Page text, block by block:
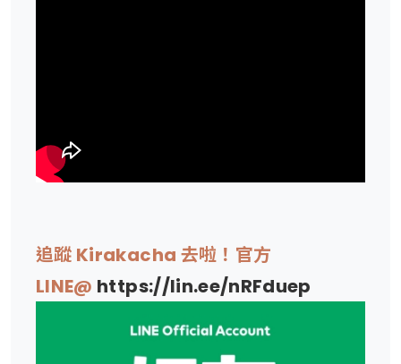
追蹤 Kirakacha 去啦！官方
LINE@ https://lin.ee/nRFduep